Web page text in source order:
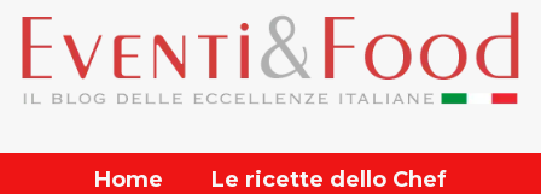
Home
Le ricette dello Chef